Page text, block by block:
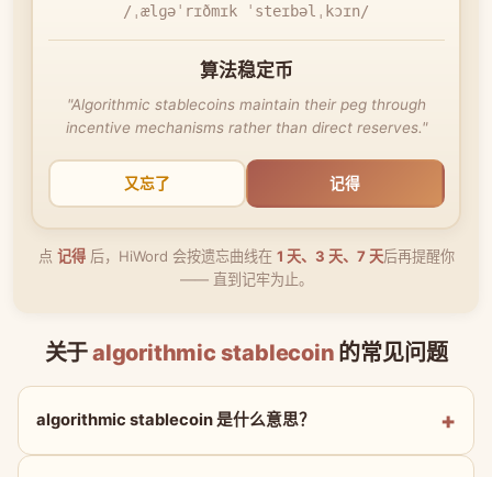
/ˌælɡəˈrɪðmɪk ˈsteɪbəlˌkɔɪn/
算法稳定币
"Algorithmic stablecoins maintain their peg through
incentive mechanisms rather than direct reserves."
又忘了 记得
点 记得后，HiWord 会按遗忘曲线在 1 天、3 天、7 天后再提醒你
—— 直到记牢为止。
关于algorithmic stablecoin 的常见问题
algorithmic stablecoin 是什么意思？